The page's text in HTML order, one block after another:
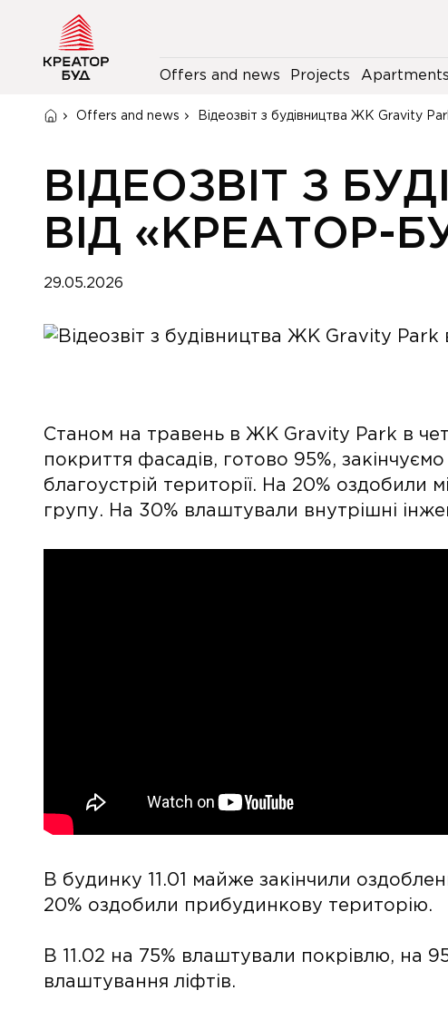
Offers and news Projects Apartments
Offers and news Відеозвіт з будівництва ЖК Gravity
ВІДЕОЗВІТ З
ВІД «КРЕАТОР-
29.05.2026
Станом на травень в ЖК Gravity Park в
покриття фасадів, готово 95%,
благоустрій території. На 20% оздобили
групу. На 30% влаштували внутрішні
В будинку 11.01 майже закінчили
20% оздобили прибудинкову територію.
В 11.02 на 75% влаштували покрівлю, на
влаштування ліфтів.